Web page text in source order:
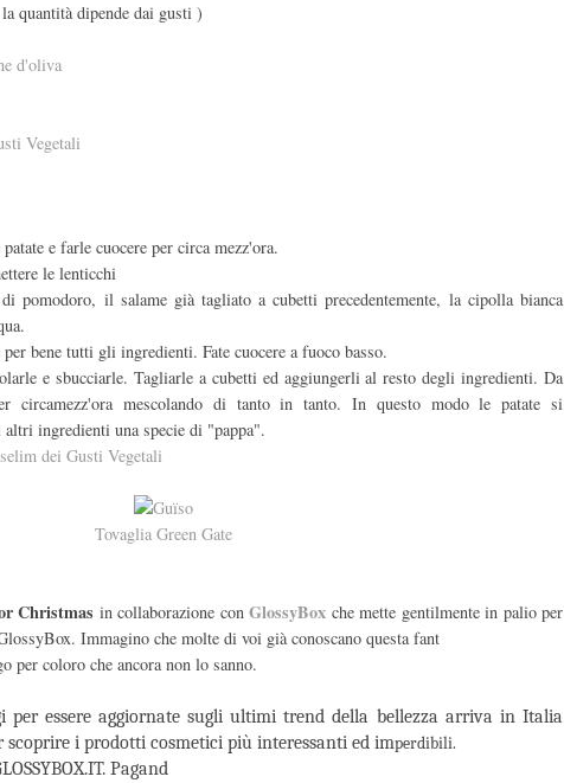
quantità dipende dai gusti )
d'oliva
Vegetali
e farle cuocere per circa mezz'ora.
le lenticchi
il salame già tagliato a cubetti precedentemente, la cipolla bianca
bene tutti gli ingredienti. Fate cuocere a fuoco basso.
e sbucciarle. Tagliarle a cubetti ed aggiungerli al resto degli ingredienti. Da
circamezz'ora mescolando di tanto in tanto. In questo modo le patate si
ingredienti una specie di "pappa".
dei Gusti Vegetali
Tovaglia Green Gate
Christmas in collaborazione con GlossyBox che mette gentilmente in palio per
Immagino che molte di voi già conoscano questa fant
per coloro che ancora non lo sanno.
per essere aggiornate sugli ultimi trend della bellezza arriva in Italia
scoprire i prodotti cosmetici più interessanti ed imperdibili.
Pagand